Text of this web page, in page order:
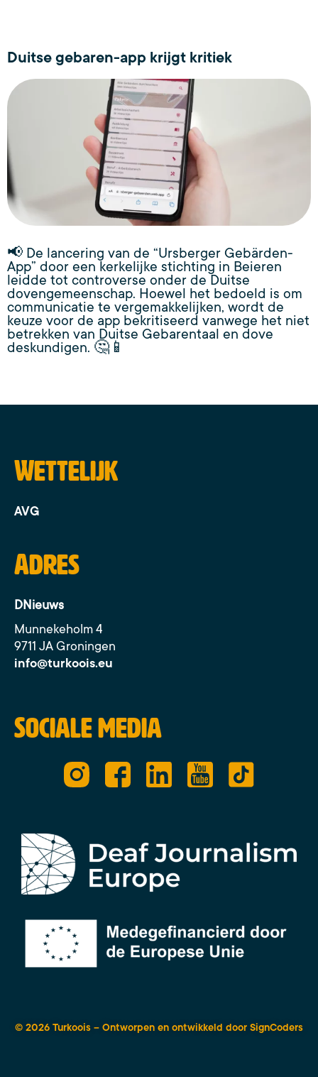
Duitse gebaren-app krijgt kritiek
📢 De lancering van de “Ursberger Gebärden-
App” door een kerkelijke stichting in Beieren
leidde tot controverse onder de Duitse
dovengemeenschap. Hoewel het bedoeld is om
communicatie te vergemakkelijken, wordt de
keuze voor de app bekritiseerd vanwege het niet
betrekken van Duitse Gebarentaal en dove
deskundigen. 🤔📱
Wettelijk
AVG
Adres
DNieuws
Munnekeholm 4
9711 JA Groningen
info@turkoois.eu
Sociale media
© 2026 Turkoois – Ontworpen en ontwikkeld door SignCoders